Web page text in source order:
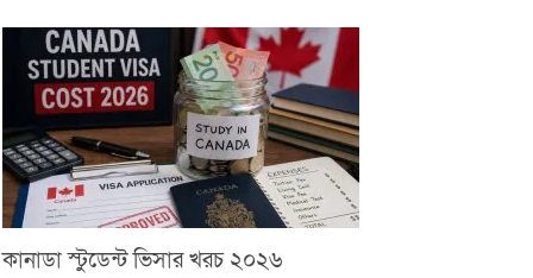
কানাডা স্টুডেন্ট ভিসার খরচ ২০২৬